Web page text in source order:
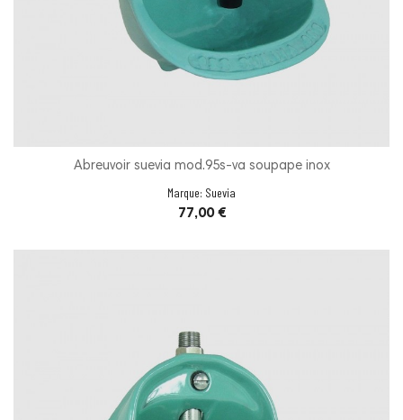
Abreuvoir suevia mod.95s-va soupape inox
Marque: Suevia
Prix
77,00 €